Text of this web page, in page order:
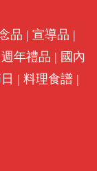
品 | 宣導品 |
週年禮品 | 國內
| 料理食譜 |